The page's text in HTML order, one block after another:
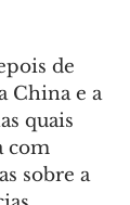
de
China e a
quais
com
sobre a